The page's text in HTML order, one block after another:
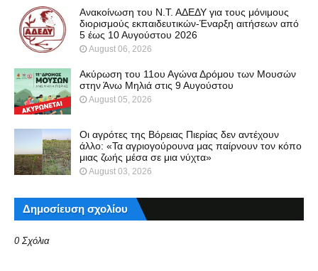
Ανακοίνωση του Ν.Τ. ΑΔΕΔΥ για τους μόνιμους
διορισμούς εκπαιδευτικών-Έναρξη αιτήσεων από
5 έως 10 Αυγούστου 2026
August 06, 2026
Ακύρωση του 11ου Αγώνα Δρόμου των Μουσών
στην Άνω Μηλιά στις 9 Αυγούστου
August 05, 2026
Οι αγρότες της Βόρειας Πιερίας δεν αντέχουν
άλλο: «Τα αγριογούρουνα μας παίρνουν τον κόπο
μιας ζωής μέσα σε μια νύχτα»
August 03, 2026
Δημοσίευση σχολίου
0 Σχόλια